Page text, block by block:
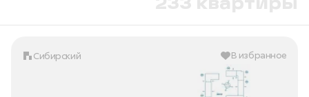
233 квартиры
Сибирский В избранное